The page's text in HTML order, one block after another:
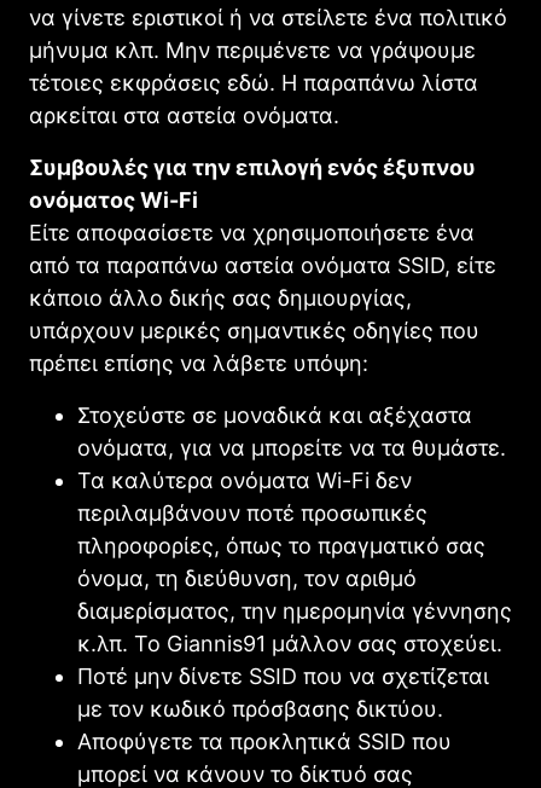
να γίνετε εριστικοί ή να στείλετε ένα πολιτικό
μήνυμα κλπ. Μην περιμένετε να γράψουμε
τέτοιες εκφράσεις εδώ. Η παραπάνω λίστα
αρκείται στα αστεία ονόματα.
Συμβουλές για την επιλογή ενός έξυπνου
ονόματος Wi-Fi
Είτε αποφασίσετε να χρησιμοποιήσετε ένα
από τα παραπάνω αστεία ονόματα SSID, είτε
κάποιο άλλο δικής σας δημιουργίας,
υπάρχουν μερικές σημαντικές οδηγίες που
πρέπει επίσης να λάβετε υπόψη:
Στοχεύστε σε μοναδικά και αξέχαστα
ονόματα, για να μπορείτε να τα θυμάστε.
Τα καλύτερα ονόματα Wi-Fi δεν
περιλαμβάνουν ποτέ προσωπικές
πληροφορίες, όπως το πραγματικό σας
όνομα, τη διεύθυνση, τον αριθμό
διαμερίσματος, την ημερομηνία γέννησης
κ.λπ. To Giannis91 μάλλον σας στοχεύει.
Ποτέ μην δίνετε SSID που να σχετίζεται
με τον κωδικό πρόσβασης δικτύου.
Αποφύγετε τα προκλητικά SSID που
μπορεί να κάνουν το δίκτυό σας